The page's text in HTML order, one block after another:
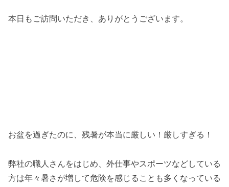
本日もご訪問いただき、ありがとうございます。
お盆を過ぎたのに、残暑が本当に厳しい！厳しすぎる！
弊社の職人さんをはじめ、外仕事やスポーツなどしている
方は年々暑さが増して危険を感じることも多くなっている